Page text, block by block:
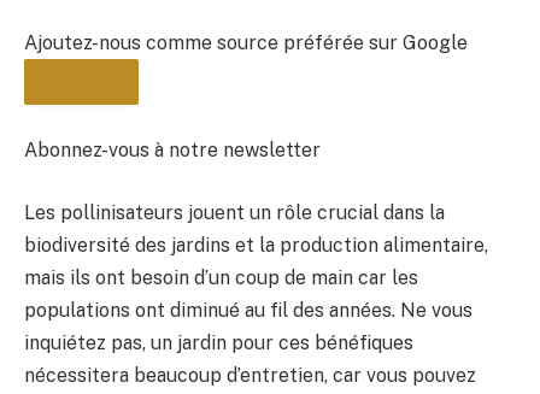
Ajoutez-nous comme source préférée sur Google
BULLETIN
Abonnez-vous à notre newsletter
Les pollinisateurs jouent un rôle crucial dans la
biodiversité des jardins et la production alimentaire,
mais ils ont besoin d’un coup de main car les
populations ont diminué au fil des années. Ne vous
inquiétez pas, un jardin pour ces bénéfiques
nécessitera beaucoup d’entretien, car vous pouvez